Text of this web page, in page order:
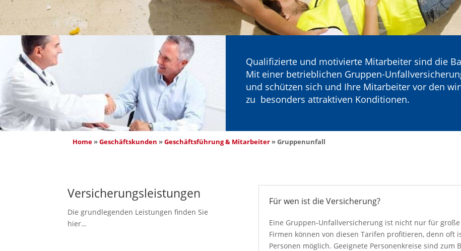
Qualifizierte und motivierte Mitarbeiter sind die
Mit einer betrieblichen Gruppen-
und schützen sich und Ihre Mitarbeiter vor den
zu besonders attraktiven Konditionen.
Home » Geschäftskunden » Geschäftsführung & Mitarbeiter » Gruppenunfall
Versicherungsleistungen
Die grundlegenden Leistungen finden Sie
hier…
Für wen ist die Versicherung?
Eine Gruppen-Unfallversicherung ist nicht nur für
Firmen können von diesen Tarifen profitieren, denn oft
Personen möglich. Geeignete Personenkreise sind zum